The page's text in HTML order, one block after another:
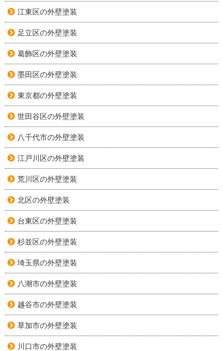
江東区の外壁塗装
足立区の外壁塗装
葛飾区の外壁塗装
墨田区の外壁塗装
東京都の外壁塗装
世田谷区の外壁塗装
八千代市の外壁塗装
江戸川区の外壁塗装
荒川区の外壁塗装
北区の外壁塗装
台東区の外壁塗装
杉並区の外壁塗装
埼玉県の外壁塗装
八潮市の外壁塗装
越谷市の外壁塗装
草加市の外壁塗装
川口市の外壁塗装